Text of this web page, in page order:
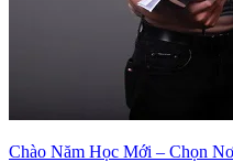
Chào Năm Học Mới – Chọn